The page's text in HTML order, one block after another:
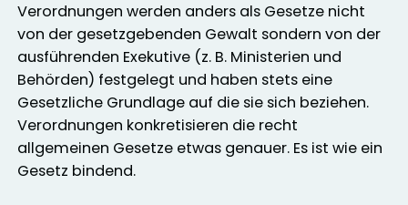
Verordnungen werden anders als Gesetze nicht
von der gesetzgebenden Gewalt sondern von der
ausführenden Exekutive (z. B. Ministerien und
Behörden) festgelegt und haben stets eine
Gesetzliche Grundlage auf die sie sich beziehen.
Verordnungen konkretisieren die recht
allgemeinen Gesetze etwas genauer. Es ist wie ein
Gesetz bindend.